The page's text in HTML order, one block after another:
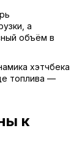
а
объём в
хэтчбека
топлива —
к